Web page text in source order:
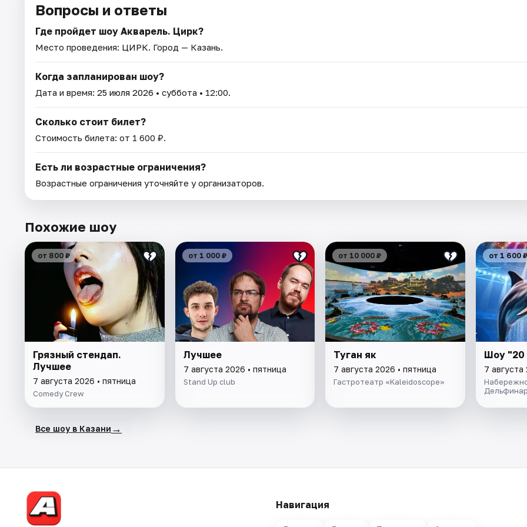
Вопросы и ответы
Где пройдет шоу Акварель. Цирк?
Место проведения: ЦИРК. Город — Казань.
Когда запланирован шоу?
Дата и время: 25 июля 2026 • суббота • 12:00.
Сколько стоит билет?
Стоимость билета: от 1 600 ₽.
Есть ли возрастные ограничения?
Возрастные ограничения уточняйте у организаторов.
Похожие шоу
от 800 ₽
Грязный стендап.
Лучшее
7 августа 2026 • пятница
Comedy Crew
от 1 000 ₽
Лучшее
7 августа 2026 • пятница
Stand Up club
от 10 000 ₽
Туган як
7 августа 2026 • пятница
Гастротеатр «Kaleidoscope»
от 1 600 ₽
Шоу "20
7 августа
Все шоу в Казани →
Навигация